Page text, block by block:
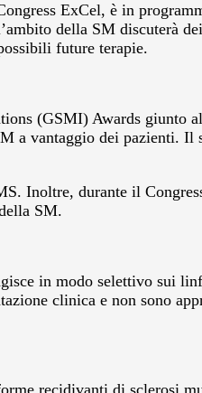
ExCel, è in
della SM discuterà
future terapie.
(GSMI) Awards giunto
a vantaggio dei pazienti.
Inoltre, durante il
SM.
in modo selettivo sui
clinica e non sono